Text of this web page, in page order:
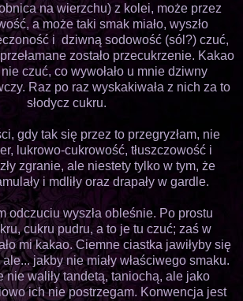
na wierzchu) z kolei, może przez
a może taki smak miało, wyszło
i dziwną sodowość (sól?) czuć,
zostało przecukrzenie. Kakao
czuć, co wywołało u mnie dziwny
Raz po raz wyskakiwała z nich za to
słodycz cukru.
gdy tak się przez to przegryzłam, nie
lukrowo-cukrowość, tłuszczowość i
zgranie, ale niestety tylko w tym, że
i mdliły oraz drapały w gardle.
odczuciu wyszła obleśnie. Po prostu
cukru pudru, a to je tu czuć; zaś w
mi kakao. Ciemne ciastka jawiłyby się
jakby nie miały właściwego smaku.
nie waliły tandetą, taniochą, ale jako
ich nie postrzegam. Konwencja jest